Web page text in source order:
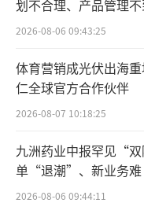
久、无症状的缓
是为什么我们致
物，将两种不同
来。NM26有潜力
炎患者提供创新
值得注意的
划不合理、产品管理
点”
2026-08-06 09:43:25
体育营销成光伏出海
仁全球官方合作伙伴
2026-08-07 10:18:25
九洲药业中报罕见“
单“退潮”、新业务
难关待闯
2026-08-06 09:44:11